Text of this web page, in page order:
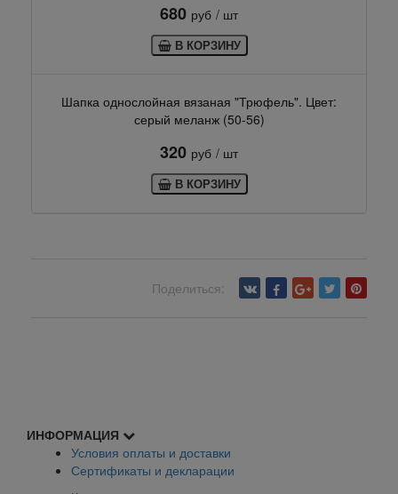
680 руб / шт
В КОРЗИНУ
Шапка однослойная вязаная "Трюфель". Цвет:
серый меланж (50-56)
320 руб / шт
В КОРЗИНУ
Поделиться:
ИНФОРМАЦИЯ
Условия оплаты и доставки
Сертификаты и декларации